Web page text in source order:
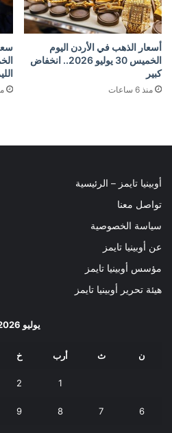
أسعار الذهب في الأردن اليوم
الخميس 30 يوليو 2026.. انخفاض
كبير
منذ 6 ساعات
أوبينيا تايمز – الرئيسية
تواصل معنا
سياسة الخصوصية
عن أوبينيا تايمز
مؤسس أوبينيا تايمز
هيئة تحرير أوبينيا تايمز
يوليو 2026
ن ث أرب خ
1
2
6
7
8
9